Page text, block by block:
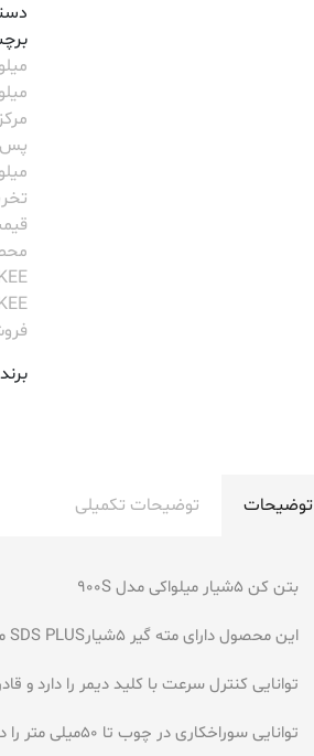
پس
برند
توضیحات توضیحات تکمیلی
بتن کن 5شیار میلواکی مدل 900S
این محصول دارای مته گیر 5شیارSDS PLUS می باشد و قابل استفاده در امور صنعتی است
توانایی کنترل سرعت با کلید دیمر را
توانایی سوراخکاری در چوب تا 50میلی متر را دارد و توانایی سوراخکاری در فلز 50میلیمتر را دارد